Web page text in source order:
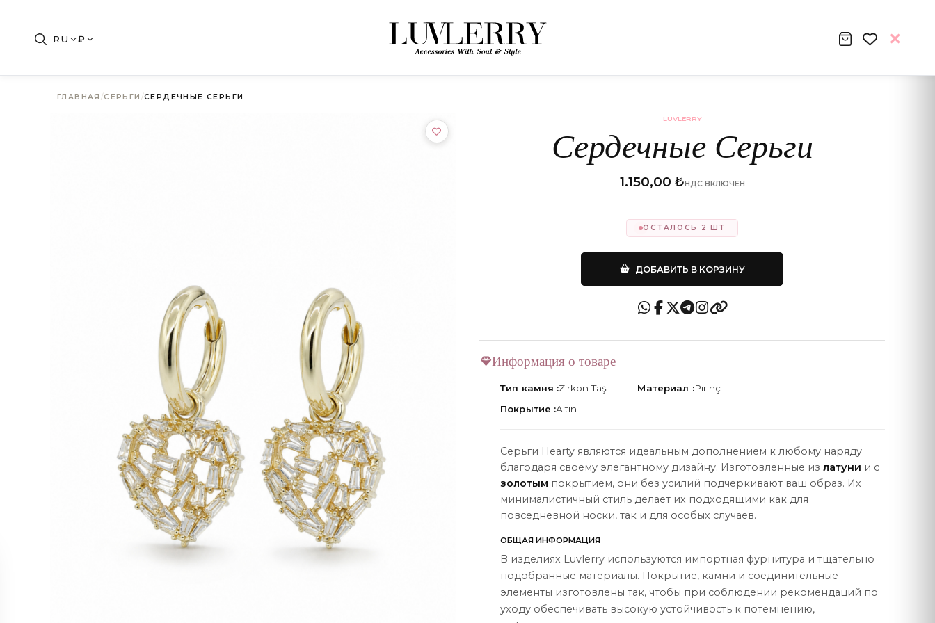
Присоединяйтесь к миру Luvlerry
Узнавайте первыми о новинках и акциях.
Связаться с нами
Отслеживание заказа
Возврат и отмена
КОЛЛЕКЦИЯ
Колье
Серьги
Кольца
Браслеты
Все товары
О НАС
Связаться с нами
Instagram
WhatsApp
Политика конфиденциальности
Защита данных
Политика cookie
RU ₽
ГЛАВНАЯ /СЕРЬГИ /СЕРДЕЧНЫЕ СЕРЬГИ
LUVLERRY
Сердечные Серьги
1.150,00 ₺НДС ВКЛЮЧЕН
ОСТАЛОСЬ 2 ШТ
ДОБАВИТЬ В КОРЗИНУ
Информация о товаре
Тип камня :Zirkon Taş
Покрытие :Altın
Материал :Pirinç
Серьги Hearty являются идеальным дополнением к любому наряду
благодаря своему элегантному дизайну. Изготовленные из латуни и с
золотым покрытием, они без усилий подчеркивают ваш образ. Их
минималистичный стиль делает их подходящими как для
повседневной носки, так и для особых случаев.
ОБЩАЯ ИНФОРМАЦИЯ
В изделиях Luvlerry используются импортная фурнитура и тщательно
подобранные материалы. Покрытие, камни и соединительные
элементы изготовлены так, чтобы при соблюдении рекомендаций по
уходу обеспечивать высокую устойчивость к потемнению,